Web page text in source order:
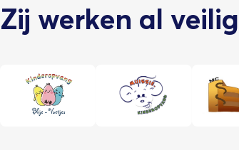
Zij werken al